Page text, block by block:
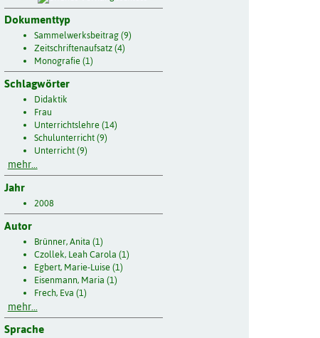
Dokumenttyp
Sammelwerksbeitrag (9)
Zeitschriftenaufsatz (4)
Monografie (1)
Schlagwörter
Didaktik
Frau
Unterrichtslehre (14)
Schulunterricht (9)
Unterricht (9)
mehr...
Jahr
2008
Autor
Brünner, Anita (1)
Czollek, Leah Carola (1)
Egbert, Marie-Luise (1)
Eisenmann, Maria (1)
Frech, Eva (1)
mehr...
Sprache